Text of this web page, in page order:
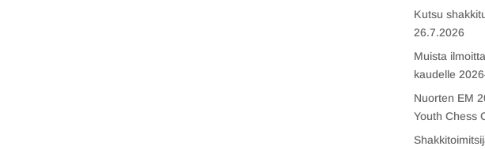
Kutsu
26.7.2026
Muista
kaudelle
Nuorten EM
Youth Chess